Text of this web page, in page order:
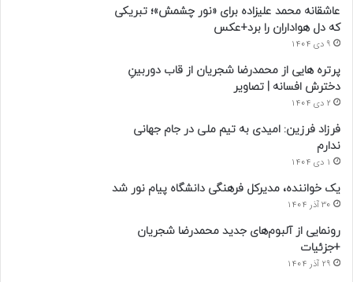
عاشقانه محمد علیزاده برای «نور چشمش»؛ تبریکی
که دل هواداران را برد+عکس
9 دی 1404
پرتره هایی از محمدرضا شجریان از قاب دوربینِ
دخترش افسانه | تصاویر
2 دی 1404
فرزاد فرزین: امیدی به تیم ملی در جام جهانی
ندارم
1 دی 1404
یک خواننده، مدیرکل فرهنگی دانشگاه پیام نور شد
30 آذر 1404
رونمایی از آلبوم‌های جدید محمدرضا شجریان
+جزئیات
29 آذر 1404